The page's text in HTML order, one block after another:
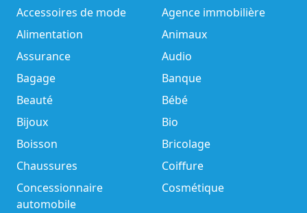
Accessoires de mode
Agence immobilière
Alimentation
Animaux
Assurance
Audio
Bagage
Banque
Beauté
Bébé
Bijoux
Bio
Boisson
Bricolage
Chaussures
Coiffure
Concessionnaire
automobile
Cosmétique